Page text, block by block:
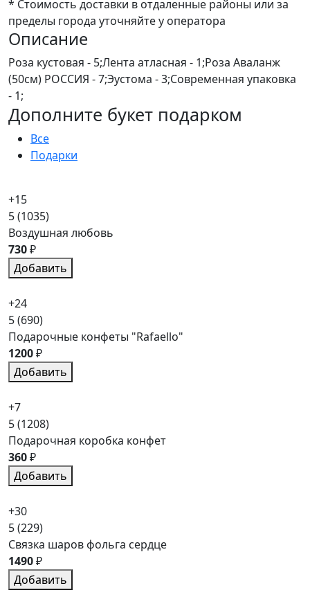
* Стоимость доставки в отдаленные районы или за
пределы города уточняйте у оператора
Описание
Роза кустовая - 5;Лента атласная - 1;Роза Аваланж
(50см) РОССИЯ - 7;Эустома - 3;Современная упаковка
- 1;
Дополните букет подарком
Все
Подарки
+15
5(1035)
Воздушная любовь
730₽
Добавить
+24
5(690)
Подарочные конфеты "Rafaello"
1200₽
Добавить
+7
5(1208)
Подарочная коробка конфет
360₽
Добавить
+30
5(229)
Связка шаров фольга сердце
1490₽
Добавить